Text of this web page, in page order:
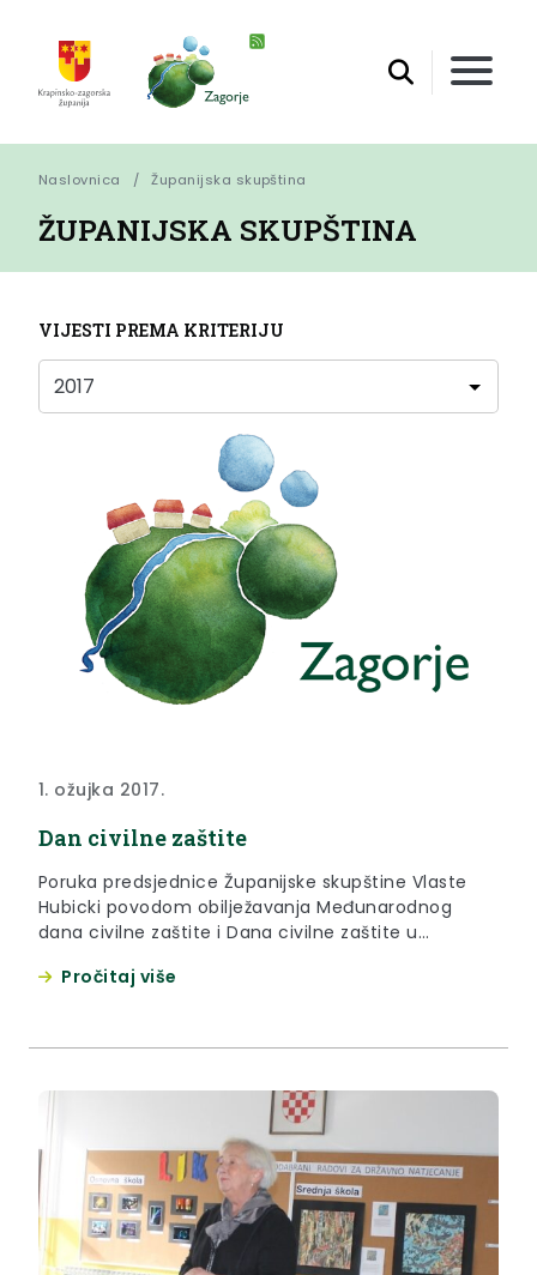
Naslovnica Županijska skupština
ŽUPANIJSKA SKUPŠTINA
VIJESTI PREMA KRITERIJU
1. ožujka 2017.
Dan civilne zaštite
Poruka predsjednice Županijske skupštine Vlaste
Hubicki povodom obilježavanja Međunarodnog
dana civilne zaštite i Dana civilne zaštite u
Pročitaj više